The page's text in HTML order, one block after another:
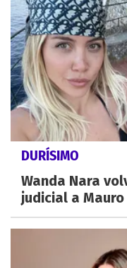
DURÍSIMO
Wanda Nara
judicial a